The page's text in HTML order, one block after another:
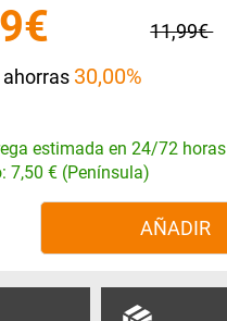
11,99€
ahorras 30,00%
estimada en 24/72 horas
7,50 € (Península)
AÑADIR